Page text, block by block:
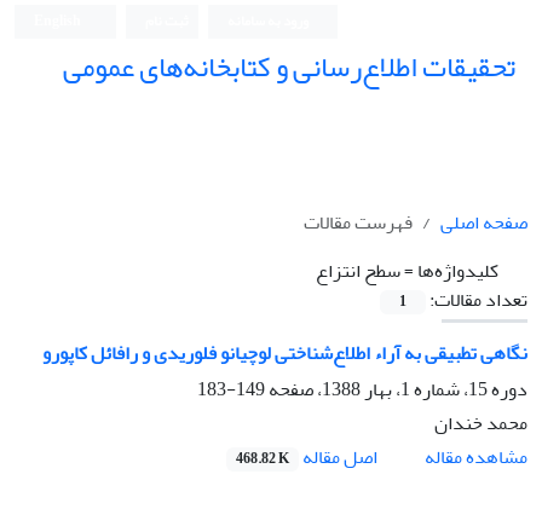
تحقیقات اطلاع‌رسانی و کتابخانه‌های عمومی
صفحه اصلی
فهرست مقالات
کلیدواژه‌ها =سطح انتزاع
تعداد مقالات:
1
نگاهی تطبیقی به آراء اطلاع‌شناختی لوچیانو فلوریدی و رافائل کاپورو
دوره 15، شماره 1، بهار 1388، صفحه
149-183
محمد خندان
مشاهده مقاله
اصل مقاله 468.82 K